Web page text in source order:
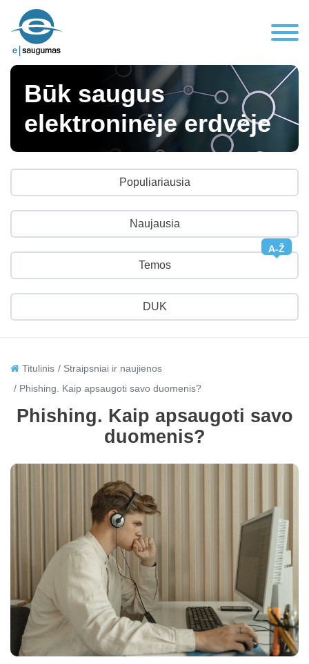
Būk saugus
elektroninėje erdvėje
Populiariausia
Naujausia
Temos
A-Ž
DUK
Titulinis
Straipsniai ir naujienos
Phishing. Kaip apsaugoti savo duomenis?
Phishing. Kaip apsaugoti savo
duomenis?